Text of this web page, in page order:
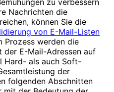
zu verbessern
Nachrichten die
können Sie die
von E-Mail-Listen
Prozess werden die
der E-Mail-Adressen auf
Hard- als auch Soft-
der
folgenden Abschnitten